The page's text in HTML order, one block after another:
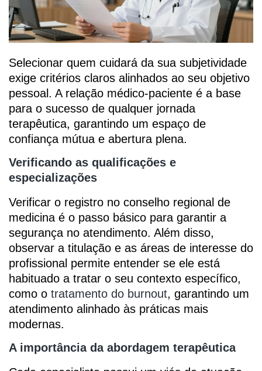
Selecionar quem cuidará da sua subjetividade
exige critérios claros alinhados ao seu objetivo
pessoal. A relação médico-paciente é a base
para o sucesso de qualquer jornada
terapêutica, garantindo um espaço de
confiança mútua e abertura plena.
Verificando as qualificações e
especializações
Verificar o registro no conselho regional de
medicina é o passo básico para garantir a
segurança no atendimento. Além disso,
observar a titulação e as áreas de interesse do
profissional permite entender se ele está
habituado a tratar o seu contexto específico,
como o tratamento do burnout, garantindo um
atendimento alinhado às práticas mais
modernas.
A importância da abordagem terapêutica